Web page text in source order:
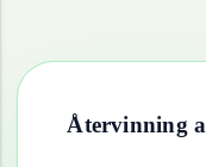
Återvinning